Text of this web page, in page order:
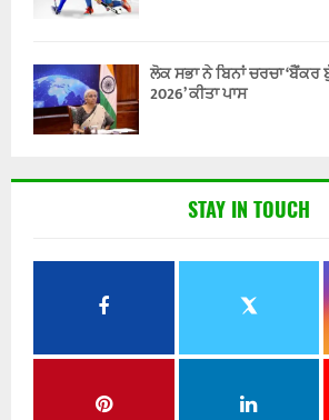
ਲੋਕ ਸਭਾ ਨੇ ਬਿਨਾਂ ਚਰਚਾ
2026’ ਕੀਤਾ ਪਾਸ
STAY IN TOUCH